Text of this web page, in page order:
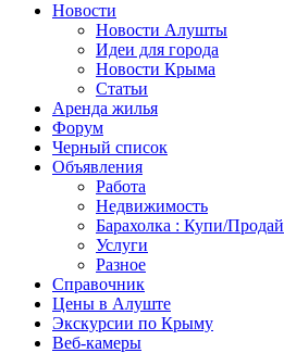
Новости
Новости Алушты
Идеи для города
Новости Крыма
Статьи
Аренда жилья
Форум
Черный список
Объявления
Работа
Недвижимость
Барахолка : Купи/Продай
Услуги
Разное
Справочник
Цены в Алуште
Экскурсии по Крыму
Веб-камеры